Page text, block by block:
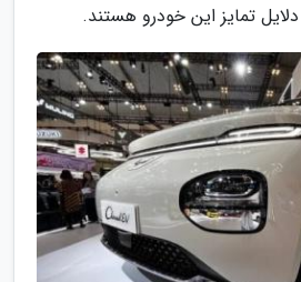
تمایز این خودرو هستند.